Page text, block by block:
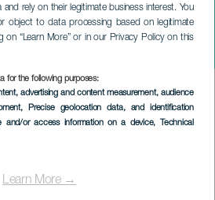
rely on their legitimate business interest. You
object to data processing based on legitimate
on “Learn More” or in our Privacy Policy on this
for the following purposes:
advertising and content measurement, audience
, Precise geolocation data, and identification
and/or access information on a device, Technical
Learn More →
des